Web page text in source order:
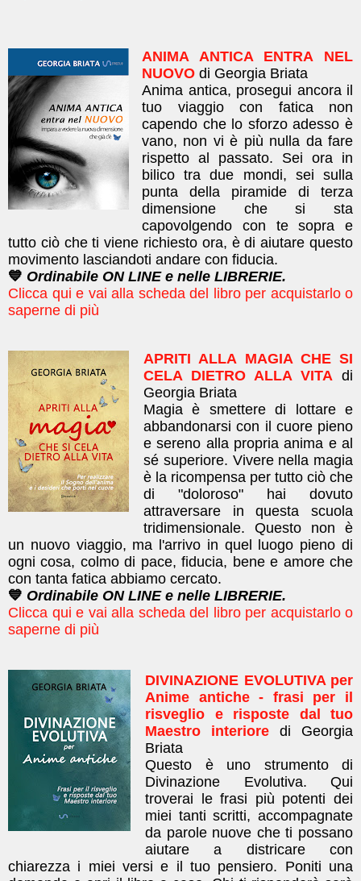
ANIMA ANTICA ENTRA NEL
NUOVO di Georgia Briata
Anima antica, prosegui ancora il
tuo viaggio con fatica non
capendo che lo sforzo adesso è
vano, non vi è più nulla da fare
rispetto al passato. Sei ora in
bilico tra due mondi, sei sulla
punta della piramide di terza
dimensione che si sta
capovolgendo con te sopra e
tutto ciò che ti viene richiesto ora, è di aiutare questo
movimento lasciandoti andare con fiducia.
💙 Ordinabile ON LINE e nelle LIBRERIE.
Clicca qui e vai alla scheda del libro per acquistarlo o
saperne di più
APRITI ALLA MAGIA CHE SI
CELA DIETRO ALLA VITA di
Georgia Briata
Magia è smettere di lottare e
abbandonarsi con il cuore pieno
e sereno alla propria anima e al
sé superiore. Vivere nella magia
è la ricompensa per tutto ciò che
di "doloroso" hai dovuto
attraversare in questa scuola
tridimensionale. Questo non è
un nuovo viaggio, ma l'arrivo in quel luogo pieno di
ogni cosa, colmo di pace, fiducia, bene e amore che
con tanta fatica abbiamo cercato.
💙 Ordinabile ON LINE e nelle LIBRERIE.
Clicca qui e vai alla scheda del libro per acquistarlo o
saperne di più
DIVINAZIONE EVOLUTIVA per
Anime antiche - frasi per il
risveglio e risposte dal tuo
Maestro interiore di Georgia
Briata
Questo è uno strumento di
Divinazione Evolutiva. Qui
troverai le frasi più potenti dei
miei tanti scritti, accompagnate
da parole nuove che ti possano
aiutare a districare con
chiarezza i miei versi e il tuo pensiero. Poniti una